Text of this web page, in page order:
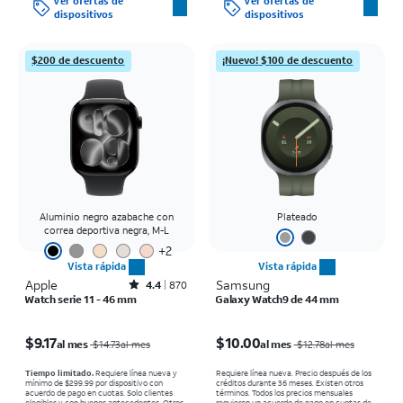
dispositivos
venta normal se paga al momento de la
compra. Existen restricciones.
dispositivos
$200 de descuento
Aluminio negro azabache con
correa deportiva negra, M-L
+2
Vista rápida
Apple Rated4.4out of 5 stars with870reviews
4.4 870
Watch serie 11 - 46 mm
$9.17al mes$14.73al mes
Tiempo limitado.Requiere línea nueva y
mínimo de $299.99 por dispositivo con
acuerdo de pago en cuotas. Solo clientes
¡Nuevo! $100 de descuento
Plateado
Vista rápida
Samsung
Galaxy Watch9 de 44 mm
$10.00al mes$12.78al mes
Requiere línea nueva. Precio después de los
créditos durante 36 meses. Existen otros
términos.Todos los precios mensuales